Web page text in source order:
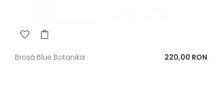
Broșă Blue Botanika Pret
220,00 RON